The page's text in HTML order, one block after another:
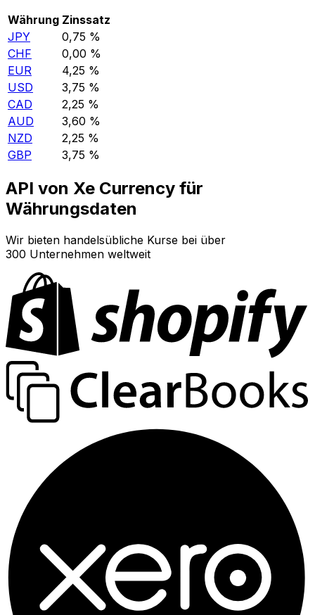
Währung Zinssatz
JPY
0,75 %
CHF
0,00 %
EUR
4,25 %
USD
3,75 %
CAD
2,25 %
AUD
3,60 %
NZD
2,25 %
GBP
3,75 %
API von Xe Currency für
Währungsdaten
Wir bieten handelsübliche Kurse bei über
300 Unternehmen weltweit